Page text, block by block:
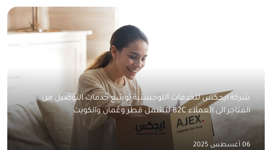
شركة ايجكس للخدمات اللوجستية توسّع خدمات التوصيل من
المتاجر الى العملاء B2C لتشمل قطر وعُمان والكويت
06 أغسطس 2025